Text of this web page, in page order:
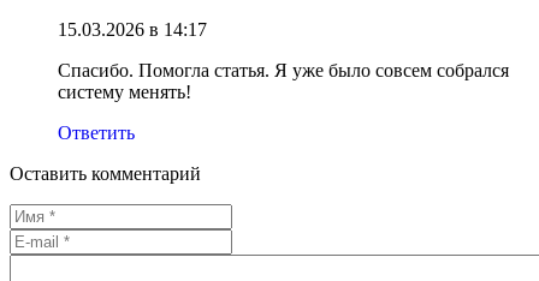
15.03.2026 в 14:17
Спасибо. Помогла статья. Я уже было совсем собрался
систему менять!
Ответить
Оставить комментарий